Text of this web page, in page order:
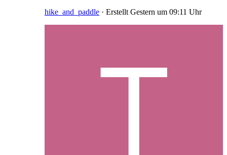
hike_and_paddle · Erstellt Gestern um 09:11 Uhr